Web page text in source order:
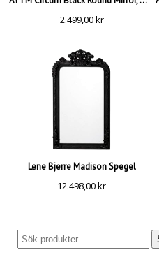
2.499,00kr
Lene Bjerre Madison Spegel
12.498,00kr